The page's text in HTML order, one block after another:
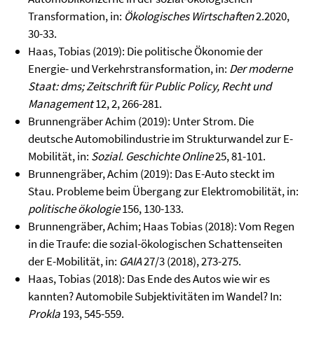
Transformation, in: Ökologisches Wirtschaften2.2020,
30-33.
Haas, Tobias (2019): Die politische Ökonomie der
Energie- und Verkehrstransformation, in: Der moderne
Staat: dms; Zeitschrift für Public Policy, Recht und
Management12, 2, 266-281.
Brunnengräber Achim (2019): Unter Strom. Die
deutsche Automobilindustrie im Strukturwandel zur E-
Mobilität, in: Sozial. Geschichte Online25, 81-101.
Brunnengräber, Achim (2019): Das E-Auto steckt im
Stau. Probleme beim Übergang zur Elektromobilität, in:
politische ökologie156, 130-133.
Brunnengräber, Achim; Haas Tobias (2018): Vom Regen
in die Traufe: die sozial-ökologischen Schattenseiten
der E-Mobilität, in: GAIA27/3 (2018), 273-275.
Haas, Tobias (2018): Das Ende des Autos wie wir es
kannten? Automobile Subjektivitäten im Wandel? In:
Prokla193, 545-559.